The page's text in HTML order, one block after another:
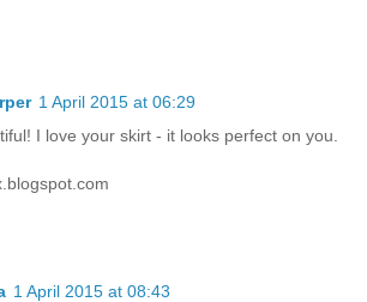
1 April 2015 at 06:29
I love your skirt - it looks perfect on you.
1 April 2015 at 08:43